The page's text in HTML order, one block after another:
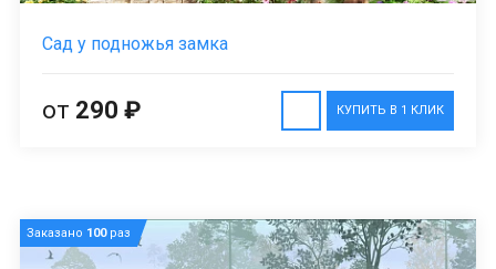
Сад у подножья замка
КУПИТЬ В 1 КЛИК
от 290 ₽
Заказано 100раз